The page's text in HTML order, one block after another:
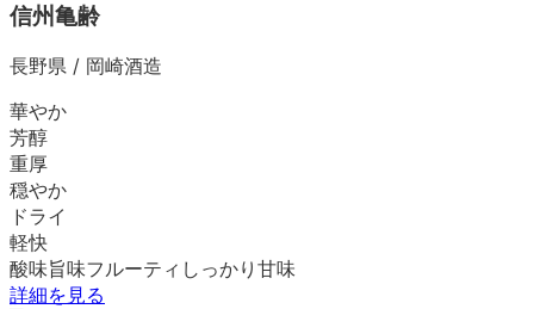
信州亀齢
長野県 / 岡崎酒造
華やか
芳醇
重厚
穏やか
ドライ
軽快
酸味旨味フルーティ しっかり 甘味
詳細を見る